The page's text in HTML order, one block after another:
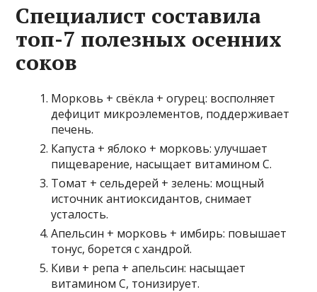
Специалист составила
топ-7 полезных осенних
соков
Морковь + свёкла + огурец: восполняет
дефицит микроэлементов, поддерживает
печень.
Капуста + яблоко + морковь: улучшает
пищеварение, насыщает витамином С.
Томат + сельдерей + зелень: мощный
источник антиоксидантов, снимает
усталость.
Апельсин + морковь + имбирь: повышает
тонус, борется с хандрой.
Киви + репа + апельсин: насыщает
витамином С, тонизирует.